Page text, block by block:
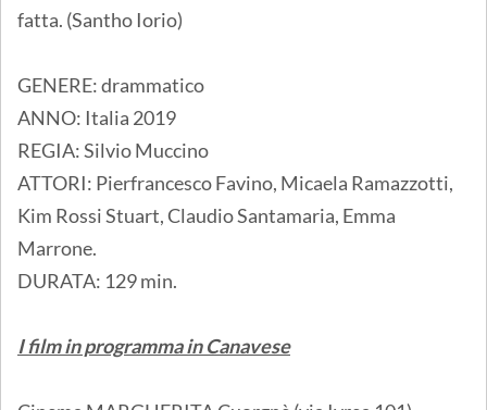
fatta. (Santho Iorio)
GENERE: drammatico
ANNO: Italia 2019
REGIA: Silvio Muccino
ATTORI: Pierfrancesco Favino, Micaela Ramazzotti,
Kim Rossi Stuart, Claudio Santamaria, Emma
Marrone.
DURATA: 129 min.
I film in programma in Canavese